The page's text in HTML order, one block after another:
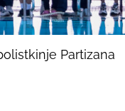
Partizana